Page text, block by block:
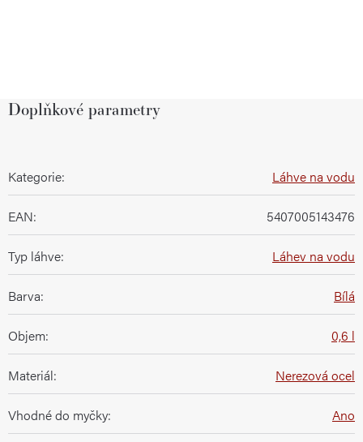
Doplňkové parametry
Kategorie: Láhve na vodu
EAN: 5407005143476
Typ láhve: Láhev na vodu
Barva: Bílá
Objem: 0,6 l
Materiál: Nerezová ocel
Vhodné do myčky: Ano